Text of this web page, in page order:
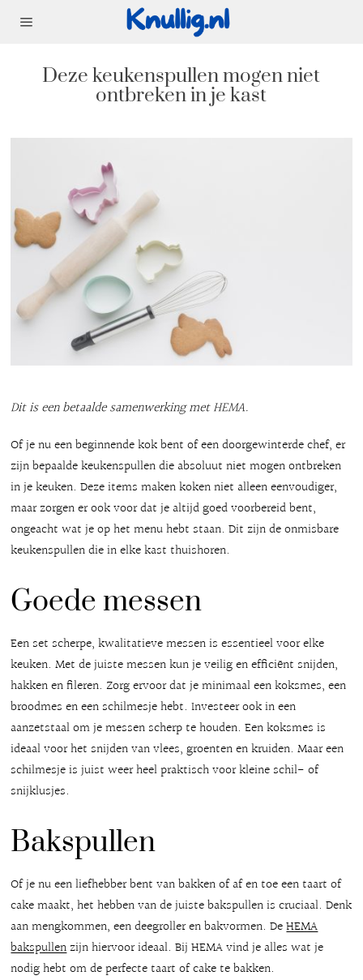
Deze keukenspullen mogen niet
ontbreken in je kast
Dit is een betaalde samenwerking met HEMA.
Of je nu een beginnende kok bent of een doorgewinterde chef, er
zijn bepaalde keukenspullen die absoluut niet mogen ontbreken
in je keuken. Deze items maken koken niet alleen eenvoudiger,
maar zorgen er ook voor dat je altijd goed voorbereid bent,
ongeacht wat je op het menu hebt staan. Dit zijn de onmisbare
keukenspullen die in elke kast thuishoren.
Goede messen
Een set scherpe, kwalitatieve messen is essentieel voor elke
keuken. Met de juiste messen kun je veilig en efficiënt snijden,
hakken en fileren. Zorg ervoor dat je minimaal een koksmes, een
broodmes en een schilmesje hebt. Investeer ook in een
aanzetstaal om je messen scherp te houden. Een koksmes is
ideaal voor het snijden van vlees, groenten en kruiden. Maar een
schilmesje is juist weer heel praktisch voor kleine schil- of
snijklusjes.
Bakspullen
Of je nu een liefhebber bent van bakken of af en toe een taart of
cake maakt, het hebben van de juiste bakspullen is cruciaal. Denk
aan mengkommen, een deegroller en bakvormen. DeHEMA
bakspullenzijn hiervoor ideaal. Bij HEMA vind je alles wat je
nodig hebt om de perfecte taart of cake te bakken.